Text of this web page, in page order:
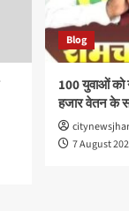
Blog
100 युवाओं को
हजार वेतन के
7 August